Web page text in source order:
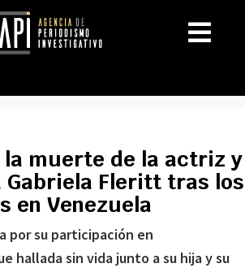
la muerte de la actriz y
Fleritt tras los
en Venezuela
por su participación en
hallada sin vida junto a su hija y su